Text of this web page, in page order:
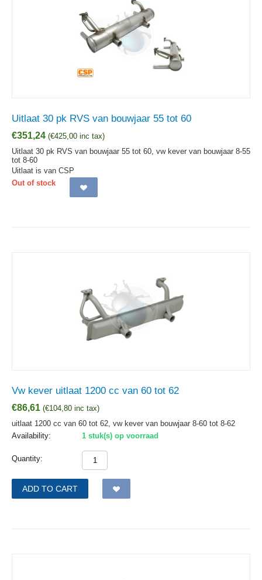
Uitlaat 30 pk RVS van bouwjaar 55 tot 60
€351,24 (€425,00 inc tax)
Uitlaat 30 pk RVS van bouwjaar 55 tot 60, vw kever van bouwjaar 8-55
tot 8-60
Uitlaat is van CSP
Out of stock
Vw kever uitlaat 1200 cc van 60 tot 62
€86,61 (€104,80 inc tax)
uitlaat 1200 cc van 60 tot 62, vw kever van bouwjaar 8-60 tot 8-62
Availability:
1 stuk(s) op voorraad
Quantity:
ADD TO CART